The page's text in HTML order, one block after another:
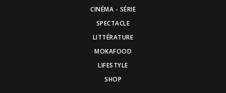
CINÉMA - SÉRIE
SPECTACLE
LITTÉRATURE
MOKAFOOD
LIFESTYLE
SHOP